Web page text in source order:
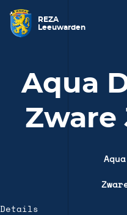
REZA
Leeuwarden
Aqua
Zware
Details